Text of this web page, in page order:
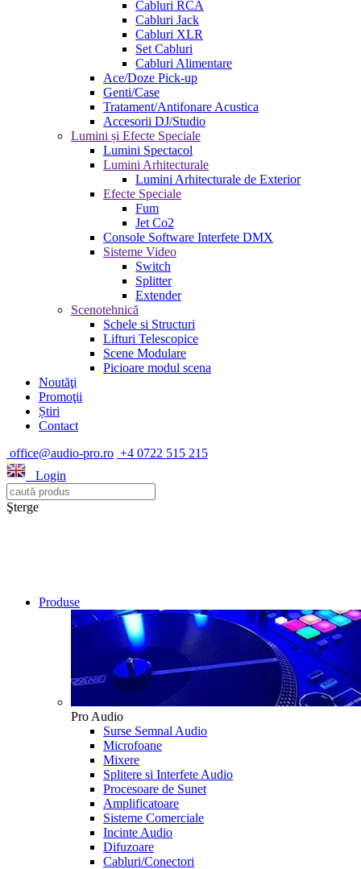
Cabluri RCA
Cabluri Jack
Cabluri XLR
Set Cabluri
Cabluri Alimentare
Ace/Doze Pick-up
Genti/Case
Tratament/Antifonare Acustica
Accesorii DJ/Studio
Lumini și Efecte Speciale
Lumini Spectacol
Lumini Arhitecturale
Lumini Arhitecturale de Exterior
Efecte Speciale
Fum
Jet Co2
Console Software Interfete DMX
Sisteme Video
Switch
Splitter
Extender
Scenotehnică
Schele si Structuri
Lifturi Telescopice
Scene Modulare
Picioare modul scena
Noutăţi
Promoţii
Știri
Contact
office@audio-pro.ro +4 0722 515 215
Login
Şterge
Produse
Pro Audio
Surse Semnal Audio
Microfoane
Mixere
Splitere si Interfete Audio
Procesoare de Sunet
Amplificatoare
Sisteme Comerciale
Incinte Audio
Difuzoare
Cabluri/Conectori